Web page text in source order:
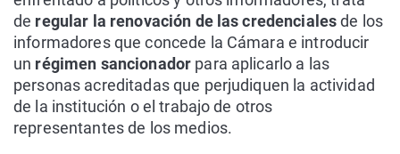
de regular la renovación de las credencialesde los
informadores que concede la Cámara e introducir
un régimen sancionador para aplicarlo a las
personas acreditadas que perjudiquen la actividad
de la institución o el trabajo de otros
representantes de los medios.